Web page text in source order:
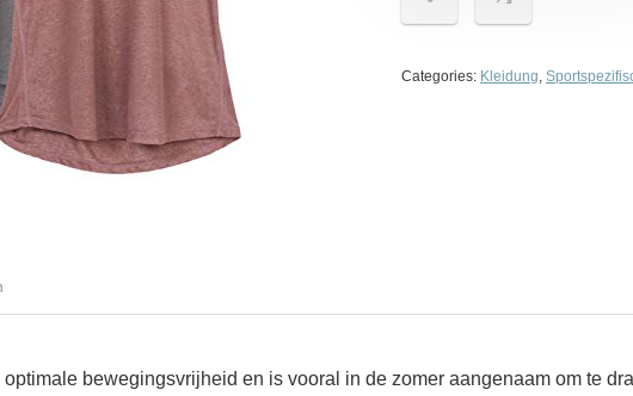
Categories: Kleidung,
bewegingsvrijheid en is vooral in de zomer aangenaam om te